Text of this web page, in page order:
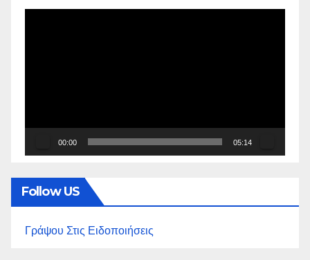
00:00 05:14
Follow US
Γράψου Στις Ειδοποιήσεις